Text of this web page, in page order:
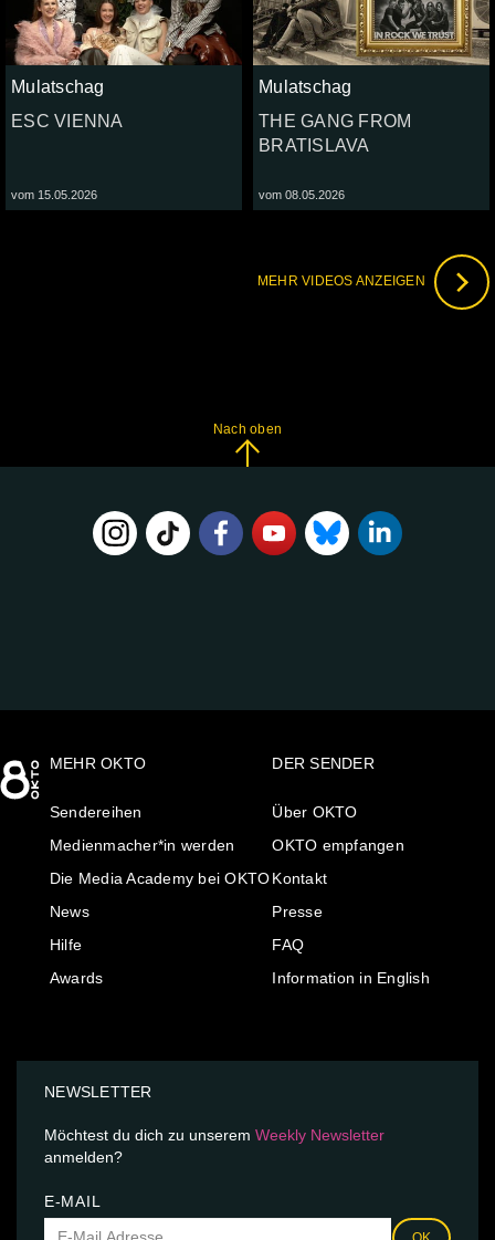
Mulatschag
ESC VIENNA
vom 15.05.2026
Mulatschag
THE GANG FROM
BRATISLAVA
vom 08.05.2026
MEHR VIDEOS ANZEIGEN
Nach oben
MEHR OKTO
Sendereihen
Medienmacher*in werden
Die Media Academy bei OKTO
News
Hilfe
Awards
DER SENDER
Über OKTO
OKTO empfangen
Kontakt
Presse
FAQ
Information in English
NEWSLETTER
Möchtest du dich zu unserem Weekly Newsletter
anmelden?
E-MAIL